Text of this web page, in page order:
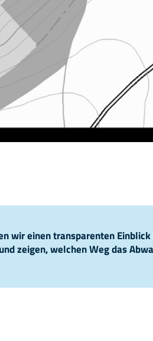
wir einen transparenten
zeigen, welchen Weg das